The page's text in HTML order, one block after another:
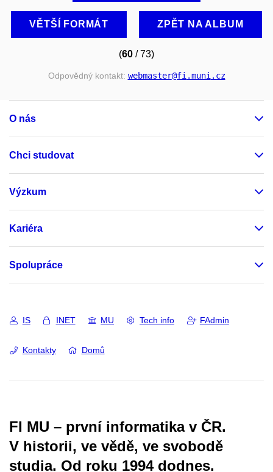
VĚTŠÍ FORMÁT ZPĚT NA ALBUM
(60 / 73)
Odpovědný kontakt: webmaster@fi.muni.cz
O nás
Chci studovat
Výzkum
Kariéra
Spolupráce
IS INET MU Tech info FAdmin
Kontakty Domů
FI MU – první informatika v ČR.
V historii, ve vědě, ve svobodě
studia. Od roku 1994 dodnes.